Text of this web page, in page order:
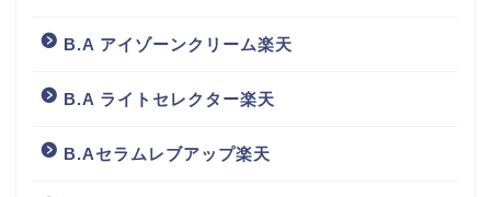
B.A アイゾーンクリーム楽天
B.A ライトセレクター楽天
B.Aセラムレブアップ楽天